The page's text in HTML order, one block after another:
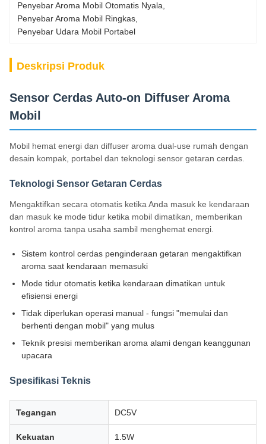
Penyebar Aroma Mobil Otomatis Nyala
Penyebar Aroma Mobil Ringkas
Penyebar Udara Mobil Portabel
Deskripsi Produk
Sensor Cerdas Auto-on Diffuser Aroma
Mobil
Mobil hemat energi dan diffuser aroma dual-use rumah dengan
desain kompak, portabel dan teknologi sensor getaran cerdas.
Teknologi Sensor Getaran Cerdas
Mengaktifkan secara otomatis ketika Anda masuk ke kendaraan
dan masuk ke mode tidur ketika mobil dimatikan, memberikan
kontrol aroma tanpa usaha sambil menghemat energi.
Sistem kontrol cerdas penginderaan getaran mengaktifkan
aroma saat kendaraan memasuki
Mode tidur otomatis ketika kendaraan dimatikan untuk
efisiensi energi
Tidak diperlukan operasi manual - fungsi "memulai dan
berhenti dengan mobil" yang mulus
Teknik presisi memberikan aroma alami dengan keanggunan
upacara
Spesifikasi Teknis
Tegangan DC5V
Kekuatan 1.5W